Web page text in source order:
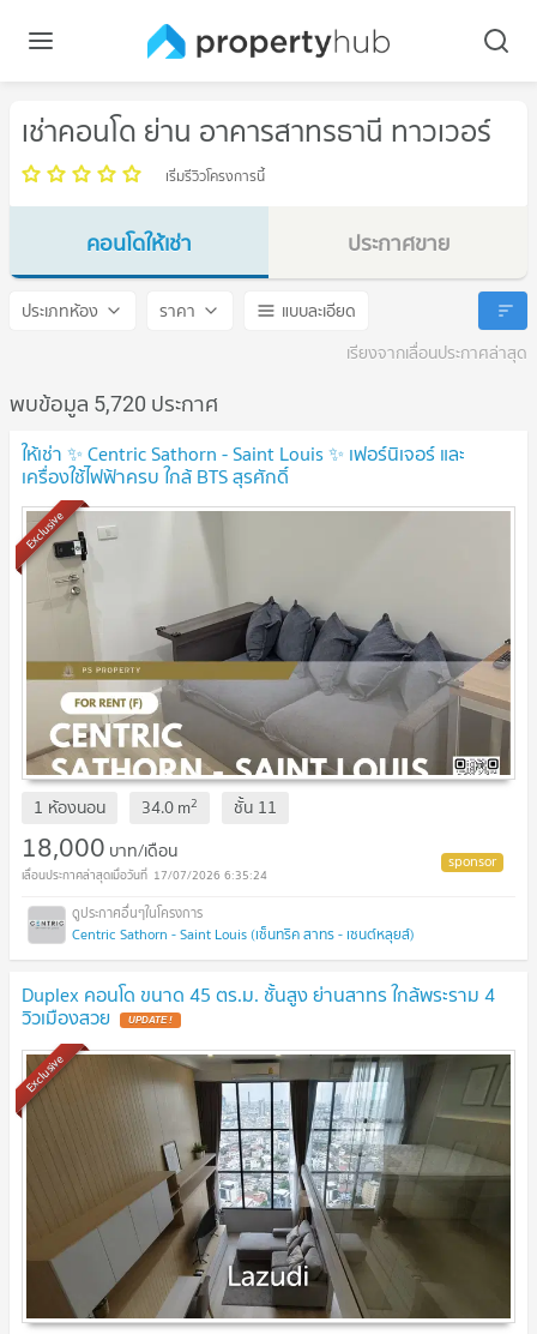
เช่าคอนโด ย่าน อาคารสาทรธานี ทาวเวอร์
เริ่มรีวิวโครงการนี้
คอนโดให้เช่า
อาคารสาทรธานี ทาวเวอร์
ประกาศขาย
อาคารสาทรธานี ทาวเวอร์
ประเภทห้อง ราคา
แบบละเอียด
เรียงจากเลื่อนประกาศล่าสุด
พบข้อมูล 5,720 ประกาศ
ให้เช่า ✨ Centric Sathorn - Saint Louis ✨ เฟอร์นิเจอร์ และ
เครื่องใช้ไฟฟ้าครบ ใกล้ BTS สุรศักดิ์
Exclusive
1 ห้องนอน 34.0m2 ชั้น 11
18,000 บาท/เดือน
17/07/2026 6:35:24
Centric Sathorn - Saint Louis (เซ็นทริค สาทร - เซนต์หลุยส์)
Duplex คอนโด ขนาด 45 ตร.ม. ชั้นสูง ย่านสาทร ใกล้พระราม 4
วิวเมืองสวย
Exclusive